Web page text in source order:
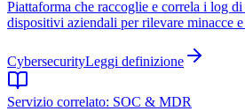
Piattaforma che raccoglie e correla i log
dispositivi aziendali per rilevare minacce
CybersecurityLeggi definizione
Servizio correlato: SOC & MDR